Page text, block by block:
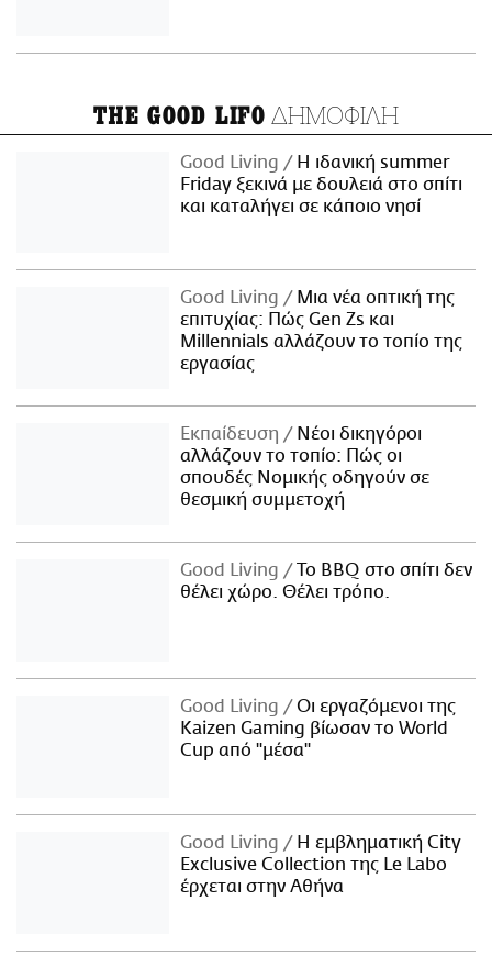
THE GOOD LIFO ΔΗΜΟΦΙΛΗ
Good Living
Η ιδανική summer
Friday ξεκινά με δουλειά στο σπίτι
και καταλήγει σε κάποιο νησί
Good Living
Μια νέα οπτική της
επιτυχίας: Πώς Gen Zs και
Millennials αλλάζουν το τοπίο της
εργασίας
Εκπαίδευση
Νέοι δικηγόροι
αλλάζουν το τοπίο: Πώς οι
σπουδές Νομικής οδηγούν σε
θεσμική συμμετοχή
Good Living
Το BBQ στο σπίτι δεν
θέλει χώρο. Θέλει τρόπο.
Good Living
Οι εργαζόμενοι της
Kaizen Gaming βίωσαν το World
Cup από "μέσα"
Good Living
Η εμβληματική City
Exclusive Collection της Le Labo
έρχεται στην Αθήνα